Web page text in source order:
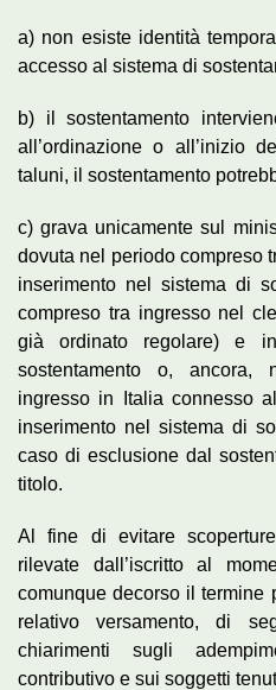
a) non esiste identità
accesso al sistema di
b) il sostentamento
all’ordinazione o all’inizio
taluni, il sostentamento
c) grava unicamente sul
dovuta nel periodo compreso
inserimento nel sistema di
compreso tra ingresso nel
già ordinato regolare) e
sostentamento o, ancora,
ingresso in Italia connesso
inserimento nel sistema di
caso di esclusione dal
titolo.
Al fine di evitare
rilevate dall’iscritto al
comunque decorso il termine
relativo versamento, di
chiarimenti sugli
contributivo e sui soggetti